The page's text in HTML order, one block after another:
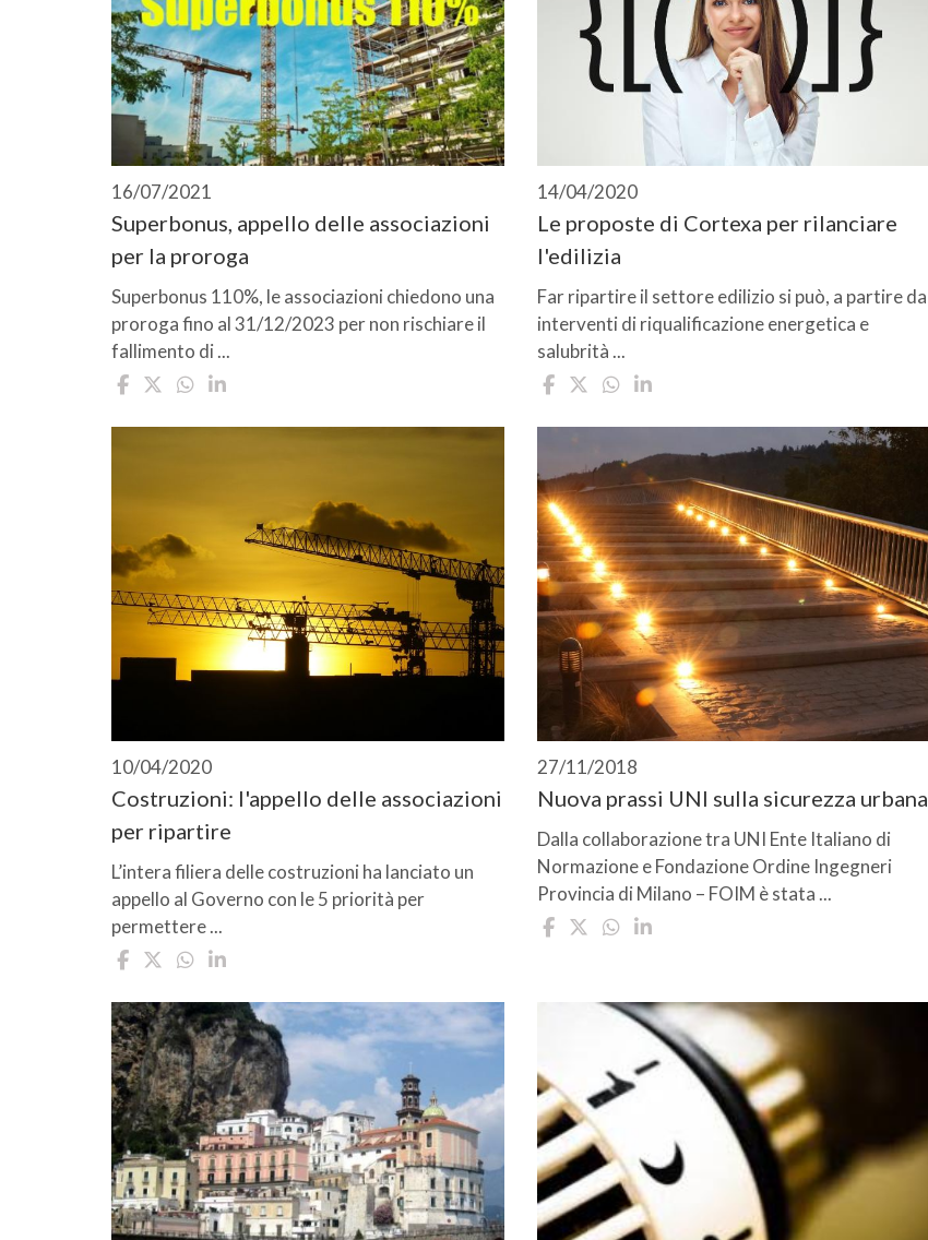
16/07/2021
Superbonus, appello delle associazioni
per la proroga
Superbonus 110%, le associazioni chiedono una
proroga fino al 31/12/2023 per non rischiare il
fallimento di ...
14/04/2020
Le proposte di Cortexa per rilanciare
l'edilizia
Far ripartire il settore edilizio si può, a partire da
interventi di riqualificazione energetica e
salubrità ...
10/04/2020
Costruzioni: l'appello delle associazioni
per ripartire
L’intera filiera delle costruzioni ha lanciato un
appello al Governo con le 5 priorità per
permettere ...
27/11/2018
Nuova prassi UNI sulla sicurezza urbana
Dalla collaborazione tra UNI Ente Italiano di
Normazione e Fondazione Ordine Ingegneri
Provincia di Milano – FOIM è stata ...